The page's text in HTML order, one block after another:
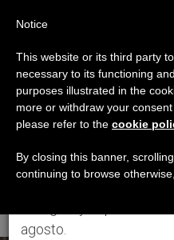
ETIQUETA
Posts
Juan
Aviso
Del 27 de julio al 7 de
anual, aprovechando
se generan menos
agosto.
Notice
This website or its third party
necessary to its functioning
purposes illustrated in the
more or withdraw your
please refer to the cookie
By closing this banner,
continuing to browse